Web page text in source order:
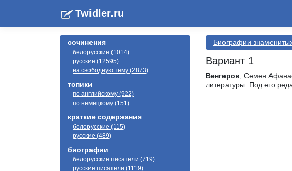
Twidler.ru
сочинения
белорусские (1014)
русские (12595)
на свободную тему (2873)
топики
по английскому (922)
по немецкому (151)
краткие содержания
белорусские (115)
русские (489)
биографии
белорусские писатели (719)
русские писатели (1119)
Биографии
Вариант 1
Венгеров , Семен
литературы. Под его